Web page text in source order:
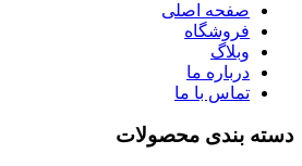
صفحه اصلی
فروشگاه
وبلاگ
درباره ما
تماس با ما
دسته بندی محصولات